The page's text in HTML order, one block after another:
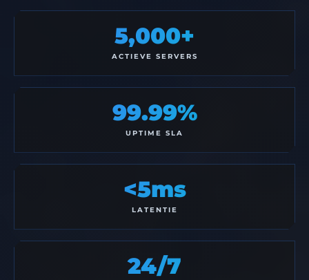
5,000+
ACTIEVE SERVERS
99.99%
UPTIME SLA
<5ms
LATENTIE
24/7